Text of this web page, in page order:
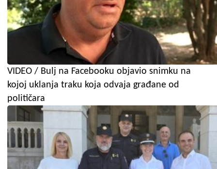
VIDEO / Bulj na Facebooku objavio snimku na
kojoj uklanja traku koja odvaja građane od
političara